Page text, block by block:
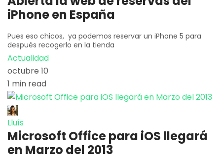
iPhone en España
Pues eso chicos, ya podemos reservar un iPhone 5 para
después recogerlo en la tienda
Actualidad
octubre 10
1 min read
Lluís
Microsoft Office para iOS llegará
en Marzo del 2013